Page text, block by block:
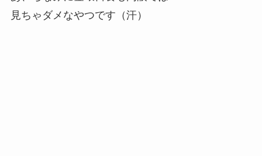
見ちゃダメなやつです（汗）